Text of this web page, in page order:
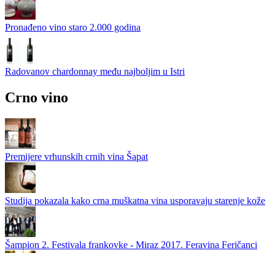
Pronađeno vino staro 2.000 godina
Radovanov chardonnay među najboljim u Istri
Crno vino
Premijere vrhunskih crnih vina Šapat
Studija pokazala kako crna muškatna vina usporavaju starenje kože
Šampion 2. Festivala frankovke - Miraz 2017. Feravina Feričanci